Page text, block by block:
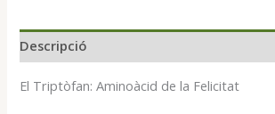
Descripció
El Triptòfan: Aminoàcid de la Felicitat